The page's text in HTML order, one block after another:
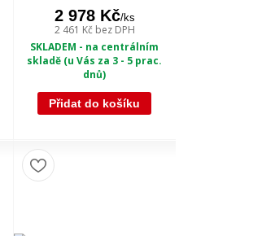
2 978 Kč/ks
2 461 Kč bez DPH
SKLADEM - na centrálním
skladě (u Vás za 3 - 5 prac.
dnů)
Přidat do košíku